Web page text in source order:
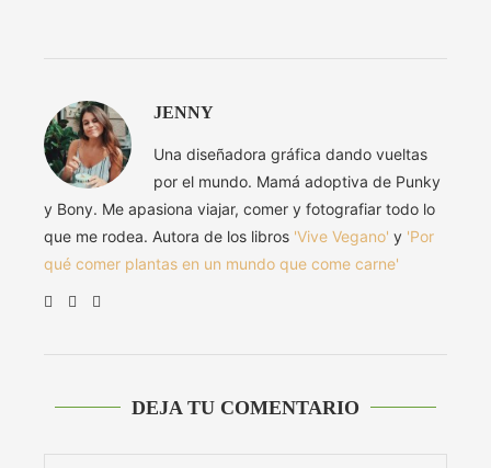
JENNY
Una diseñadora gráfica dando vueltas
por el mundo. Mamá adoptiva de Punky
y Bony. Me apasiona viajar, comer y fotografiar todo lo
que me rodea. Autora de los libros 'Vive Vegano' y 'Por
qué comer plantas en un mundo que come carne'
DEJA TU COMENTARIO